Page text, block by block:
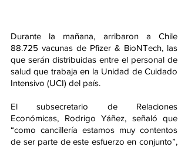
Durante la mañana, arribaron a Chile
88.725 vacunas de Pfizer & BioNTech, las
que serán distribuidas entre el personal de
salud que trabaja en la Unidad de Cuidado
Intensivo (UCI) del país.
El subsecretario de Relaciones
Económicas, Rodrigo Yáñez, señaló que
“como cancillería estamos muy contentos
de ser parte de este esfuerzo en conjunto”,